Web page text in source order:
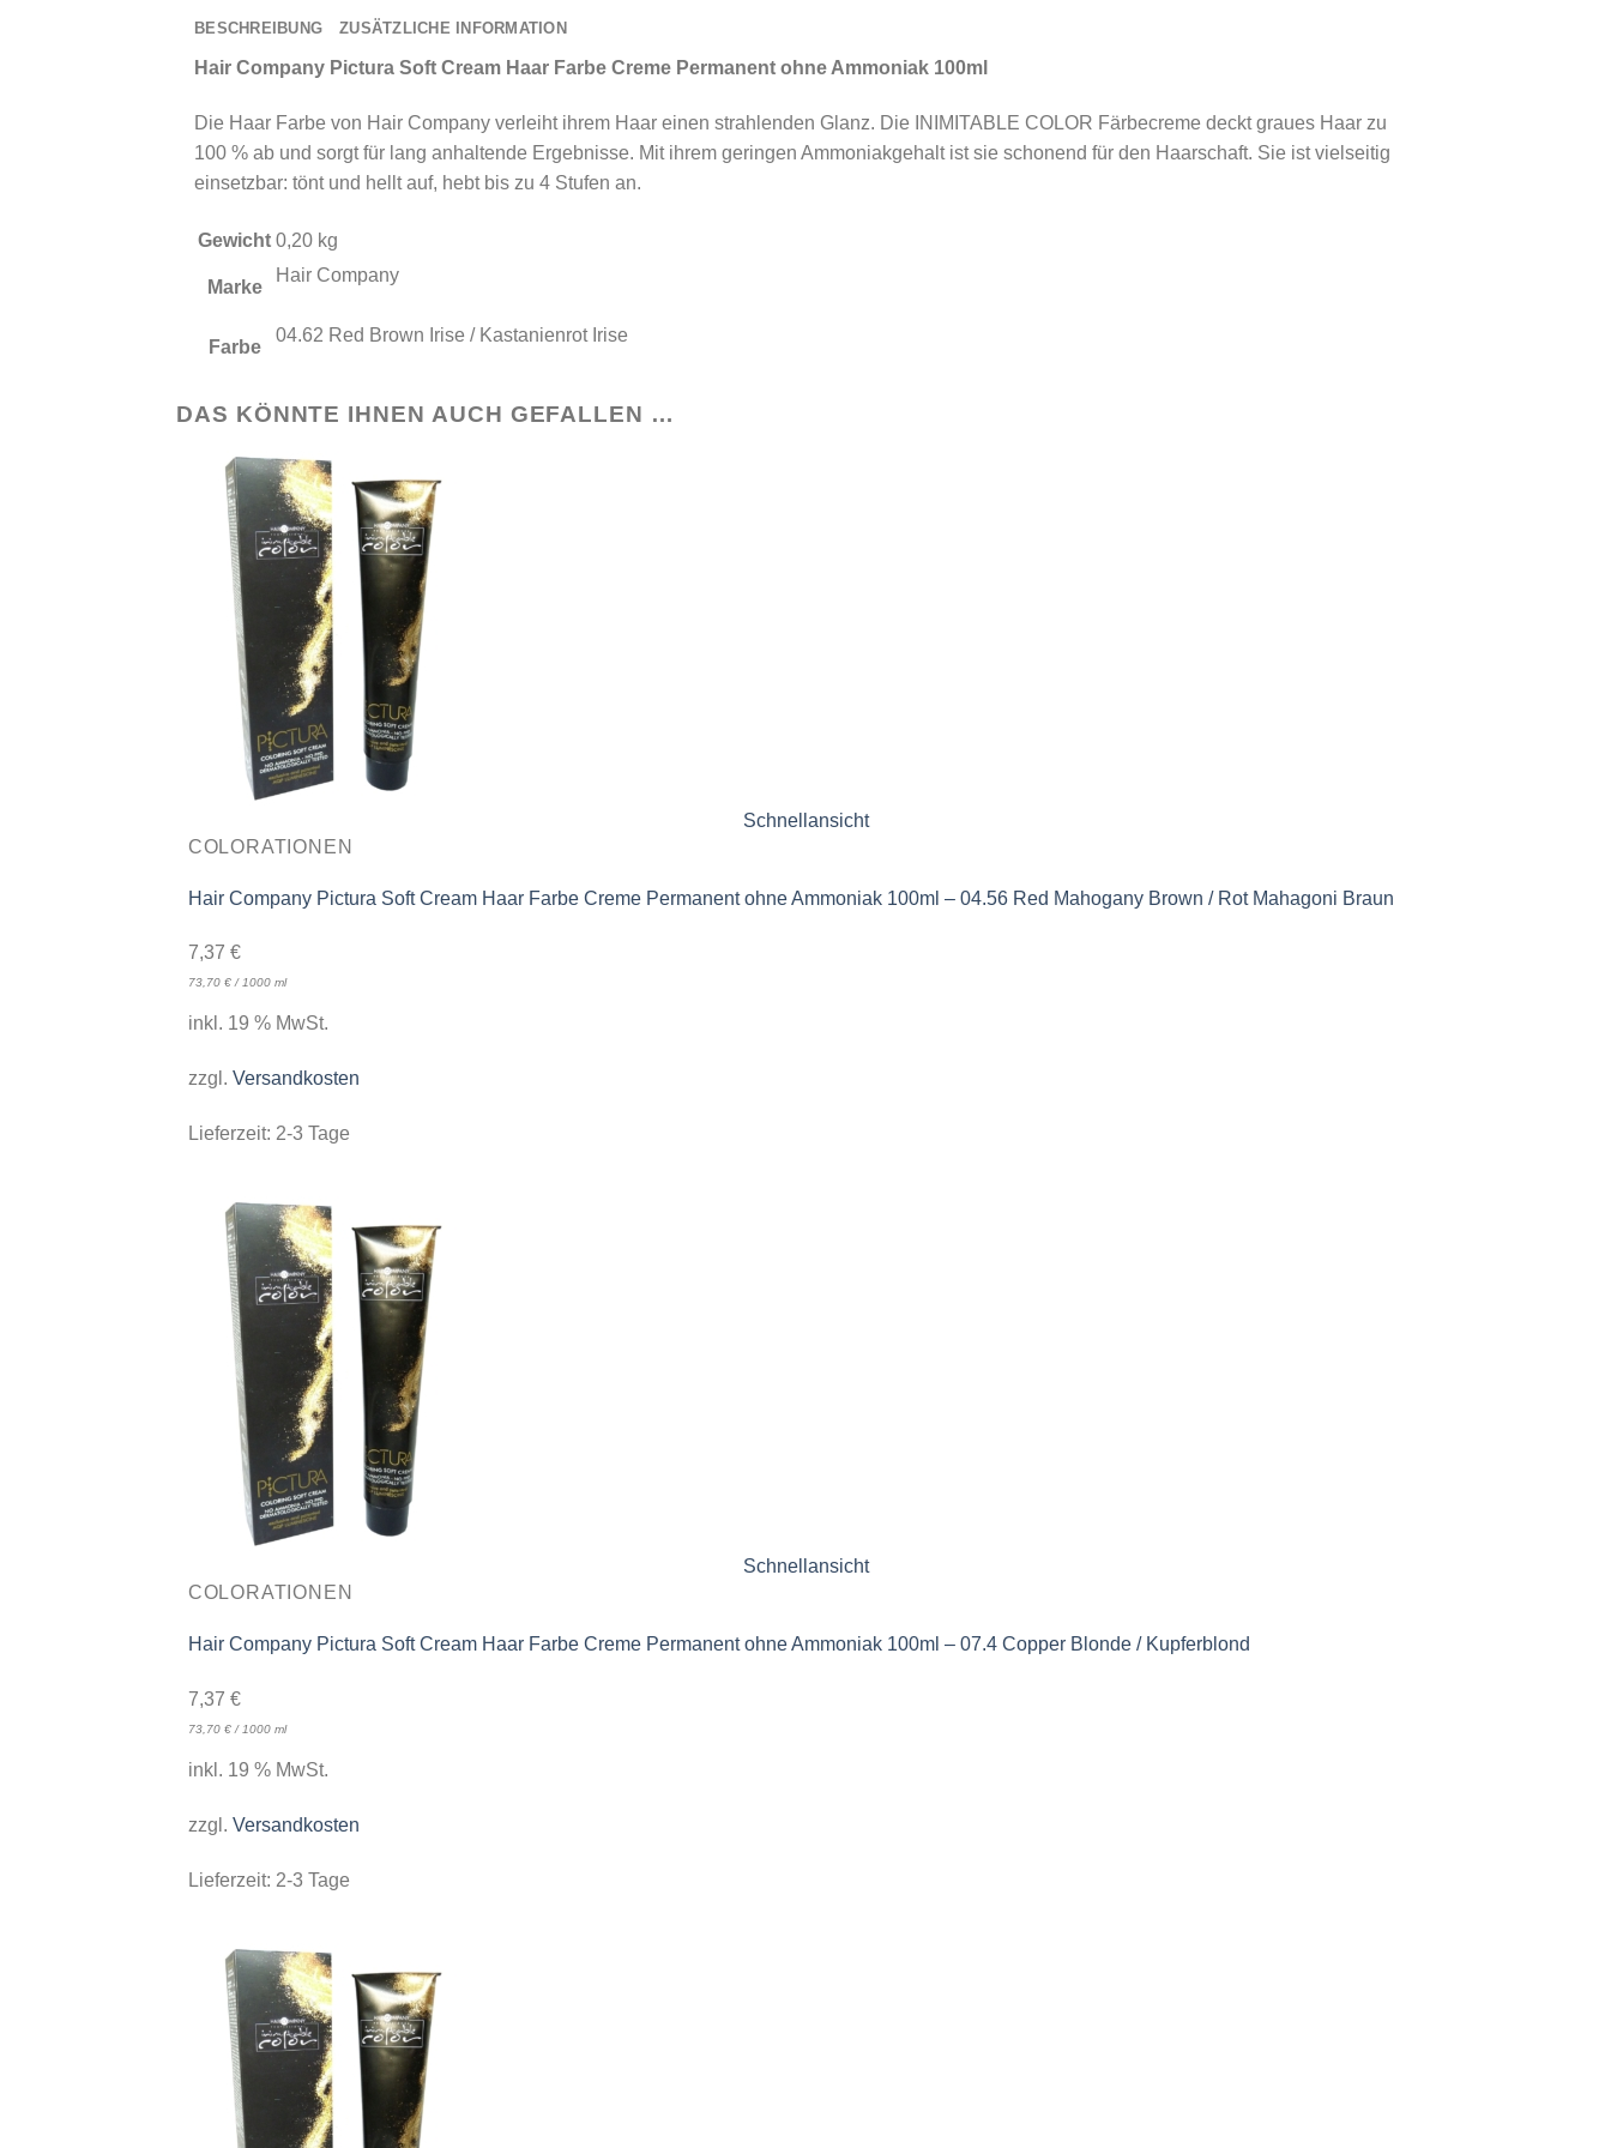
BESCHREIBUNG ZUSÄTZLICHE INFORMATION
Hair Company Pictura Soft Cream Haar Farbe Creme Permanent ohne Ammoniak 100ml
Die Haar Farbe von Hair Company verleiht ihrem Haar einen strahlenden Glanz. Die INIMITABLE COLOR Färbecreme deckt graues Haar zu
100 % ab und sorgt für lang anhaltende Ergebnisse. Mit ihrem geringen Ammoniakgehalt ist sie schonend für den Haarschaft. Sie ist vielseitig
einsetzbar: tönt und hellt auf, hebt bis zu 4 Stufen an.
Gewicht 0,20 kg
Marke
Hair Company
Farbe
04.62 Red Brown Irise / Kastanienrot Irise
DAS KÖNNTE IHNEN AUCH GEFALLEN …
Schnellansicht
COLORATIONEN
Hair Company Pictura Soft Cream Haar Farbe Creme Permanent ohne Ammoniak 100ml – 04.56 Red Mahogany Brown / Rot Mahagoni Braun
7,37 €
73,70 €/1000 ml
inkl. 19 % MwSt.
zzgl. Versandkosten
Lieferzeit: 2-3 Tage
Schnellansicht
COLORATIONEN
Hair Company Pictura Soft Cream Haar Farbe Creme Permanent ohne Ammoniak 100ml – 07.4 Copper Blonde / Kupferblond
7,37 €
73,70 €/ 1000 ml
inkl. 19 % MwSt.
zzgl. Versandkosten
Lieferzeit: 2-3 Tage